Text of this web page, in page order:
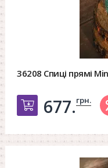
36208 Спиці прямі
Добавить в
677.грн.